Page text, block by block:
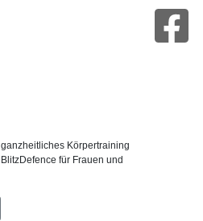
Körpertraining
für Frauen und